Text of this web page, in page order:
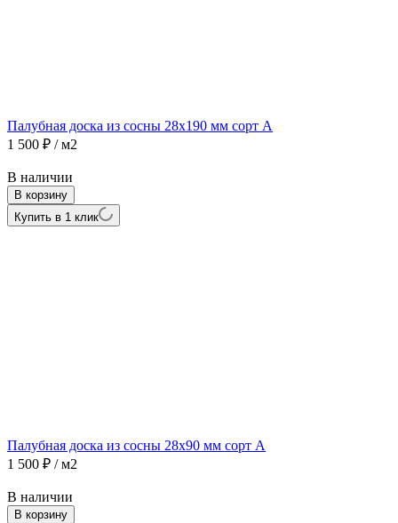
Палубная доска из сосны 28х190 мм сорт А
1 500 ₽ / м2
В наличии
В корзину
Купить в 1 клик
Палубная доска из сосны 28х90 мм сорт А
1 500 ₽ / м2
В наличии
В корзину